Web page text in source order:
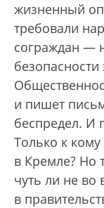
жизненный
требовали
сограждан —
и пишет
беспредел. И
Только к
в Кремле? Но
чуть ли не во
в